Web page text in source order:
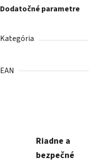
Dodatočné parametre
Kategória
EAN
Riadne a
bezpečné